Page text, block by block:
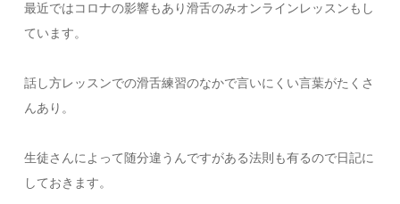
最近ではコロナの影響もあり滑舌のみオンラインレッスンもし
ています。
話し方レッスンでの滑舌練習のなかで言いにくい言葉がたくさ
んあり。
生徒さんによって随分違うんですがある法則も有るので日記に
しておきます。